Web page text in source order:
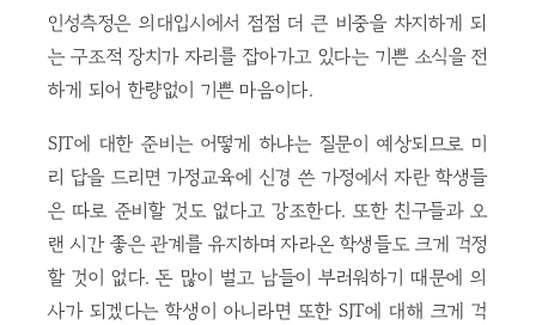
인성측정은 의대입시에서 점점 더 큰 비중을 차지하게 되
는 구조적 장치가 자리를 잡아가고 있다는 기쁜 소식을 전
하게 되어 한량없이 기쁜 마음이다.
SJT에 대한 준비는 어떻게 하냐는 질문이 예상되므로 미
리 답을 드리면 가정교육에 신경 쓴 가정에서 자란 학생들
은 따로 준비할 것도 없다고 강조한다. 또한 친구들과 오
랜 시간 좋은 관계를 유지하며 자라온 학생들도 크게 걱정
할 것이 없다. 돈 많이 벌고 남들이 부러워하기 때문에 의
사가 되겠다는 학생이 아니라면 또한 SJT에 대해 크게 걱